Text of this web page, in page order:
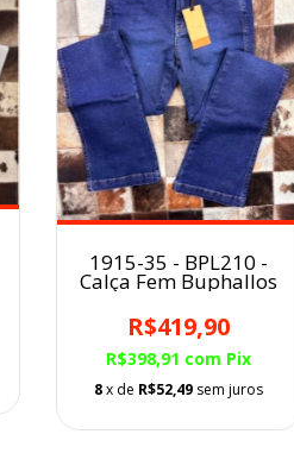
1915-35 - BPL210 -
Calça Fem Buphallos
R$419,90
R$398,91 com Pix
8x de R$52,49 sem juros